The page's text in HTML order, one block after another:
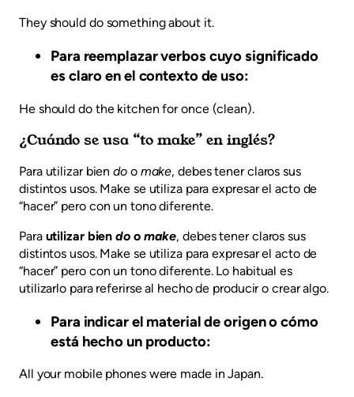
They should do something about it.
Para reemplazar verbos cuyo significado
es claro en el contexto de uso:
He should do the kitchen for once (clean).
¿Cuándo se usa “to make” en inglés?
Para utilizar biendoo make, debes tener claros sus
distintos usos. Make se utiliza para expresar el acto de
“hacer” pero con un tono diferente.
Para utilizar biendoo make, debes tener claros sus
distintos usos. Make se utiliza para expresar el acto de
“hacer” pero con un tono diferente. Lo habitual es
utilizarlo para referirse al hecho de producir o crear algo.
Para indicar el material de origen o cómo
está hecho un producto:
All your mobile phones were made in Japan.